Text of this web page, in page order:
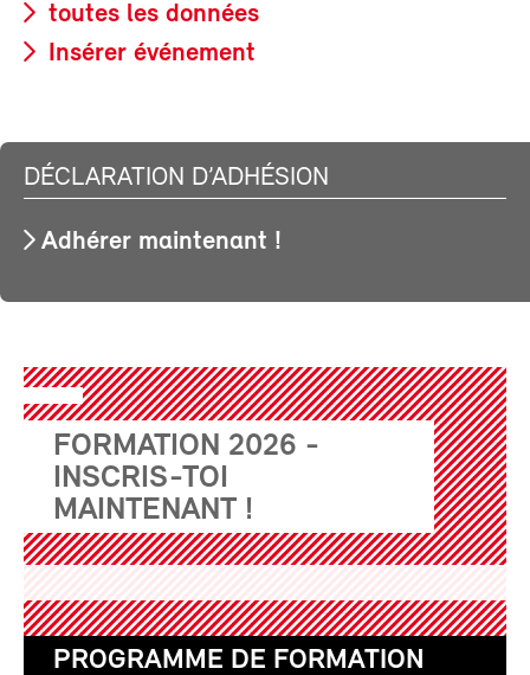
toutes les données
Insérer événement
DÉCLARATION D’ADHÉSION
Adhérer maintenant !
FORMATION 2026 -
INSCRIS-TOI
MAINTENANT !
PROGRAMME DE FORMATION